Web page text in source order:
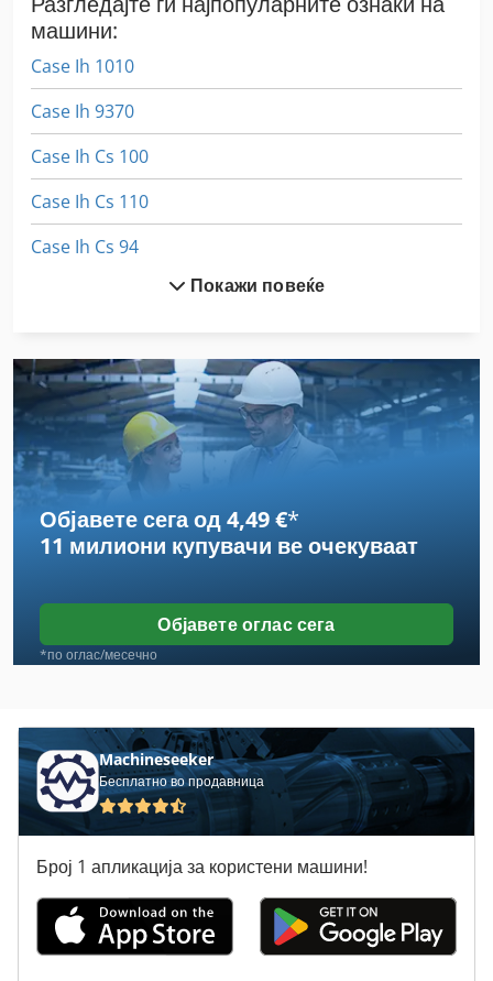
машини:
Case Ih 1010
Case Ih 9370
Case Ih Cs 100
Case Ih Cs 110
Case Ih Cs 94
Case Ih Cvx 1190
Case Ih Cvx 1195
Case Ih Cvx 130
Case Ih Cvx 195
Case Ih Cx 80
Case Ih Maxxum 110
Case Ih Maxxum 140
Case Ih Maxxum 5140
Case Ih Mx 110
Case Ih Mx 120
Case Ih Mx 135
Case Ih Mx 150
Покажи повеќе
Објавете сега од 4,49 €*
11 милиони купувачи ве очекуваат
Објавете оглас сега
*по оглас/месечно
Machineseeker
Бесплатно во продавница
Број 1 апликација за користени машини!